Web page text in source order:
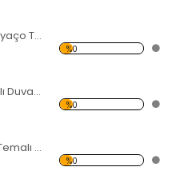
Araba Süren Palyaço Temalı Duvar Sticker
%0
Tombul Fil Temalı Duvar Sticker
%0
3'lü Sopalı Fare Temalı Duvar Sticker
%0